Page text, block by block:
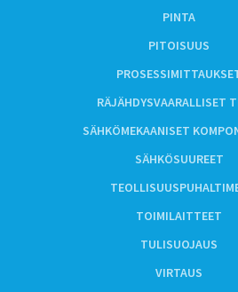
PINTA
PITOISUUS
RÄJÄHDYSVAARALLISET
SÄHKÖMEKAANISET
SÄHKÖSUUREET
TOIMILAITTEET
TULISUOJAUS
VIRTAUS